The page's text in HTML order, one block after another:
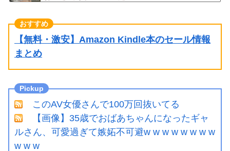
【無料・激安】Amazon Kindle本のセール情報
まとめ
このAV女優さんで100万回抜いてる
【画像】35歳でおばあちゃんになったギャ
ルさん、可愛過ぎて嫉妬不可避w w w w w w w w
w w w